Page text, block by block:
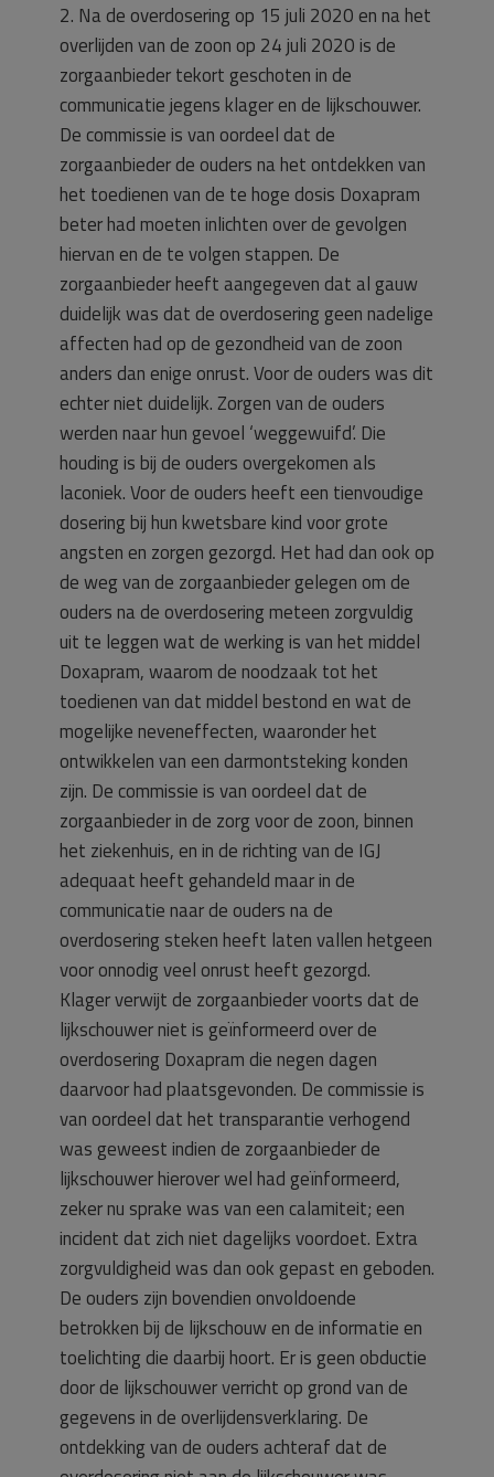
2. Na de overdosering op 15 juli 2020 en na het
overlijden van de zoon op 24 juli 2020 is de
zorgaanbieder tekort geschoten in de
communicatie jegens klager en de lijkschouwer.
De commissie is van oordeel dat de
zorgaanbieder de ouders na het ontdekken van
het toedienen van de te hoge dosis Doxapram
beter had moeten inlichten over de gevolgen
hiervan en de te volgen stappen. De
zorgaanbieder heeft aangegeven dat al gauw
duidelijk was dat de overdosering geen nadelige
affecten had op de gezondheid van de zoon
anders dan enige onrust. Voor de ouders was dit
echter niet duidelijk. Zorgen van de ouders
werden naar hun gevoel ‘weggewuifd’. Die
houding is bij de ouders overgekomen als
laconiek. Voor de ouders heeft een tienvoudige
dosering bij hun kwetsbare kind voor grote
angsten en zorgen gezorgd. Het had dan ook op
de weg van de zorgaanbieder gelegen om de
ouders na de overdosering meteen zorgvuldig
uit te leggen wat de werking is van het middel
Doxapram, waarom de noodzaak tot het
toedienen van dat middel bestond en wat de
mogelijke neveneffecten, waaronder het
ontwikkelen van een darmontsteking konden
zijn. De commissie is van oordeel dat de
zorgaanbieder in de zorg voor de zoon, binnen
het ziekenhuis, en in de richting van de IGJ
adequaat heeft gehandeld maar in de
communicatie naar de ouders na de
overdosering steken heeft laten vallen hetgeen
voor onnodig veel onrust heeft gezorgd.
Klager verwijt de zorgaanbieder voorts dat de
lijkschouwer niet is geïnformeerd over de
overdosering Doxapram die negen dagen
daarvoor had plaatsgevonden. De commissie is
van oordeel dat het transparantie verhogend
was geweest indien de zorgaanbieder de
lijkschouwer hierover wel had geïnformeerd,
zeker nu sprake was van een calamiteit; een
incident dat zich niet dagelijks voordoet. Extra
zorgvuldigheid was dan ook gepast en geboden.
De ouders zijn bovendien onvoldoende
betrokken bij de lijkschouw en de informatie en
toelichting die daarbij hoort. Er is geen obductie
door de lijkschouwer verricht op grond van de
gegevens in de overlijdensverklaring. De
ontdekking van de ouders achteraf dat de